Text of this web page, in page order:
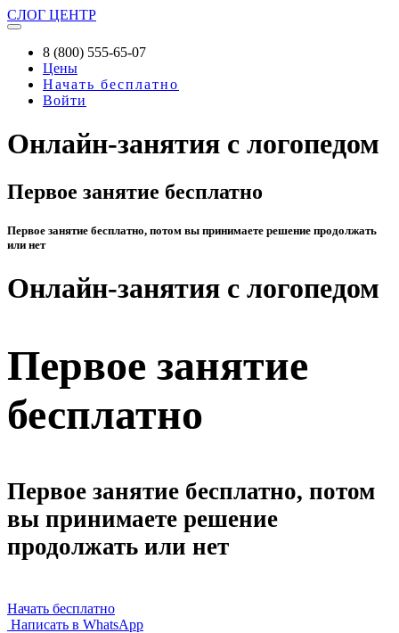
СЛОГ ЦЕНТР
8 (800) 555-65-07
Цены
Начать бесплатно
Войти
Онлайн-занятия с логопедом
Первое занятие бесплатно
Первое занятие бесплатно, потом вы принимаете решение продолжать
или нет
Онлайн-занятия с логопедом
Первое занятие
бесплатно
Первое занятие бесплатно, потом
вы принимаете решение
продолжать или нет
Начать бесплатно
Написать в WhatsApp